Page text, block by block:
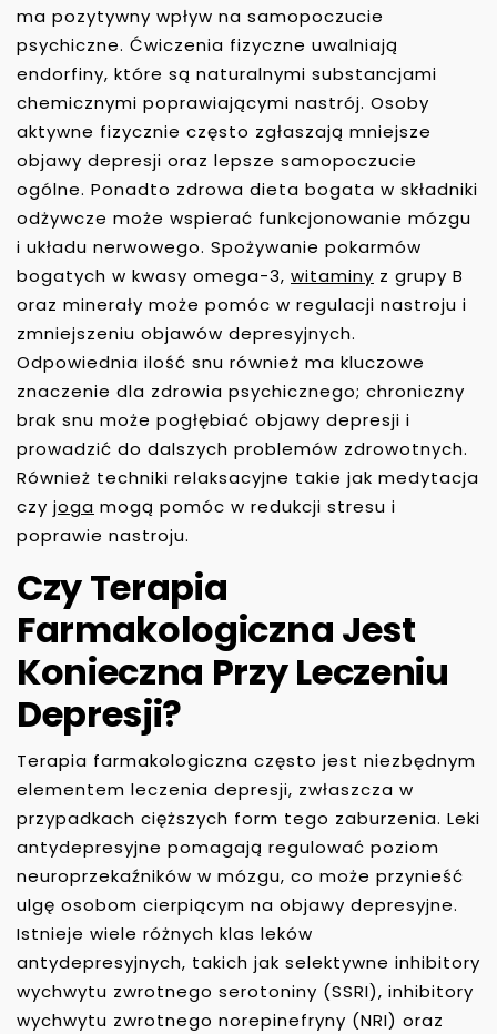
ma pozytywny wpływ na samopoczucie
psychiczne. Ćwiczenia fizyczne uwalniają
endorfiny, które są naturalnymi substancjami
chemicznymi poprawiającymi nastrój. Osoby
aktywne fizycznie często zgłaszają mniejsze
objawy depresji oraz lepsze samopoczucie
ogólne. Ponadto zdrowa dieta bogata w składniki
odżywcze może wspierać funkcjonowanie mózgu
i układu nerwowego. Spożywanie pokarmów
bogatych w kwasy omega-3, witaminy z grupy B
oraz minerały może pomóc w regulacji nastroju i
zmniejszeniu objawów depresyjnych.
Odpowiednia ilość snu również ma kluczowe
znaczenie dla zdrowia psychicznego; chroniczny
brak snu może pogłębiać objawy depresji i
prowadzić do dalszych problemów zdrowotnych.
Również techniki relaksacyjne takie jak medytacja
czy joga mogą pomóc w redukcji stresu i
poprawie nastroju.
Czy Terapia
Farmakologiczna Jest
Konieczna Przy Leczeniu
Depresji?
Terapia farmakologiczna często jest niezbędnym
elementem leczenia depresji, zwłaszcza w
przypadkach cięższych form tego zaburzenia. Leki
antydepresyjne pomagają regulować poziom
neuroprzekaźników w mózgu, co może przynieść
ulgę osobom cierpiącym na objawy depresyjne.
Istnieje wiele różnych klas leków
antydepresyjnych, takich jak selektywne inhibitory
wychwytu zwrotnego serotoniny (SSRI), inhibitory
wychwytu zwrotnego norepinefryny (NRI) oraz